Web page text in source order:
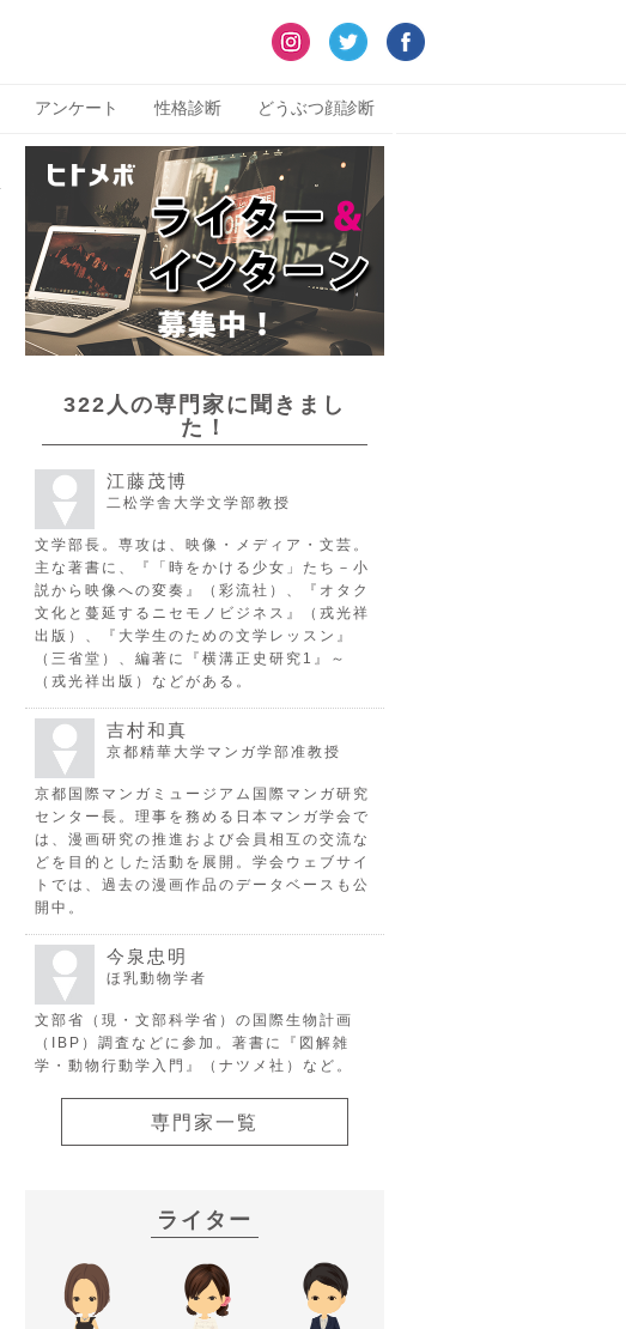
アンケート 性格診断 どうぶつ顔診断
322人の専門家に聞きまし
た！
江藤茂博
二松学舎大学文学部教授
文学部長。専攻は、映像・メディア・文芸。
主な著書に、『「時をかける少女」たち－小
説から映像への変奏』（彩流社）、『オタク
文化と蔓延するニセモノビジネス』（戎光祥
出版）、『大学生のための文学レッスン』
（三省堂）、編著に『横溝正史研究1』～
（戎光祥出版）などがある。
吉村和真
京都精華大学マンガ学部准教授
京都国際マンガミュージアム国際マンガ研究
センター長。理事を務める日本マンガ学会で
は、漫画研究の推進および会員相互の交流な
どを目的とした活動を展開。学会ウェブサイ
トでは、過去の漫画作品のデータベースも公
開中。
今泉忠明
ほ乳動物学者
文部省（現・文部科学省）の国際生物計画
（IBP）調査などに参加。著書に『図解雑
学・動物行動学入門』（ナツメ社）など。
専門家一覧
ライター